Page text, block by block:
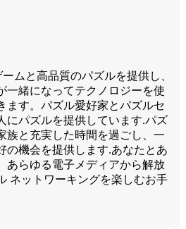
ムと高品質のパズルを提供し、
一緒になってテクノロジーを使
ます。パズル愛好家とパズルセ
にパズルを提供しています.パズ
族と充実した時間を過ごし、一
の機会を提供します.あなたとあ
あらゆる電子メディアから解放
ネットワーキングを楽しむお手